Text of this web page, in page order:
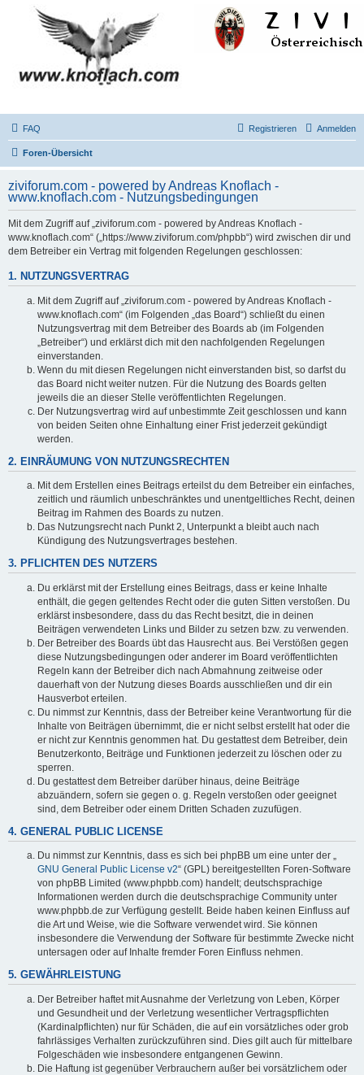
FAQ Anmelden
Registrieren
Foren-Übersicht
ziviforum.com - powered by Andreas Knoflach -
www.knoflach.com - Nutzungsbedingungen
Mit dem Zugriff auf „ziviforum.com - powered by Andreas Knoflach -
www.knoflach.com“ („https://www.ziviforum.com/phpbb“) wird zwischen dir und
dem Betreiber ein Vertrag mit folgenden Regelungen geschlossen:
1. NUTZUNGSVERTRAG
Mit dem Zugriff auf „ziviforum.com - powered by Andreas Knoflach -
www.knoflach.com“ (im Folgenden „das Board“) schließt du einen
Nutzungsvertrag mit dem Betreiber des Boards ab (im Folgenden
„Betreiber“) und erklärst dich mit den nachfolgenden Regelungen
einverstanden.
Wenn du mit diesen Regelungen nicht einverstanden bist, so darfst du
das Board nicht weiter nutzen. Für die Nutzung des Boards gelten
jeweils die an dieser Stelle veröffentlichten Regelungen.
Der Nutzungsvertrag wird auf unbestimmte Zeit geschlossen und kann
von beiden Seiten ohne Einhaltung einer Frist jederzeit gekündigt
werden.
2. EINRÄUMUNG VON NUTZUNGSRECHTEN
Mit dem Erstellen eines Beitrags erteilst du dem Betreiber ein einfaches,
zeitlich und räumlich unbeschränktes und unentgeltliches Recht, deinen
Beitrag im Rahmen des Boards zu nutzen.
Das Nutzungsrecht nach Punkt 2, Unterpunkt a bleibt auch nach
Kündigung des Nutzungsvertrages bestehen.
3. PFLICHTEN DES NUTZERS
Du erklärst mit der Erstellung eines Beitrags, dass er keine Inhalte
enthält, die gegen geltendes Recht oder die guten Sitten verstoßen. Du
erklärst insbesondere, dass du das Recht besitzt, die in deinen
Beiträgen verwendeten Links und Bilder zu setzen bzw. zu verwenden.
Der Betreiber des Boards übt das Hausrecht aus. Bei Verstößen gegen
diese Nutzungsbedingungen oder anderer im Board veröffentlichten
Regeln kann der Betreiber dich nach Abmahnung zeitweise oder
dauerhaft von der Nutzung dieses Boards ausschließen und dir ein
Hausverbot erteilen.
Du nimmst zur Kenntnis, dass der Betreiber keine Verantwortung für die
Inhalte von Beiträgen übernimmt, die er nicht selbst erstellt hat oder die
er nicht zur Kenntnis genommen hat. Du gestattest dem Betreiber, dein
Benutzerkonto, Beiträge und Funktionen jederzeit zu löschen oder zu
sperren.
Du gestattest dem Betreiber darüber hinaus, deine Beiträge
abzuändern, sofern sie gegen o. g. Regeln verstoßen oder geeignet
sind, dem Betreiber oder einem Dritten Schaden zuzufügen.
4. GENERAL PUBLIC LICENSE
Du nimmst zur Kenntnis, dass es sich bei phpBB um eine unter der „
GNU General Public License v2“ (GPL) bereitgestellten Foren-Software
von phpBB Limited (www.phpbb.com) handelt; deutschsprachige
Informationen werden durch die deutschsprachige Community unter
www.phpbb.de zur Verfügung gestellt. Beide haben keinen Einfluss auf
die Art und Weise, wie die Software verwendet wird. Sie können
insbesondere die Verwendung der Software für bestimmte Zwecke nicht
untersagen oder auf Inhalte fremder Foren Einfluss nehmen.
5. GEWÄHRLEISTUNG
Der Betreiber haftet mit Ausnahme der Verletzung von Leben, Körper
und Gesundheit und der Verletzung wesentlicher Vertragspflichten
(Kardinalpflichten) nur für Schäden, die auf ein vorsätzliches oder grob
fahrlässiges Verhalten zurückzuführen sind. Dies gilt auch für mittelbare
Folgeschäden wie insbesondere entgangenen Gewinn.
Die Haftung ist gegenüber Verbrauchern außer bei vorsätzlichem oder